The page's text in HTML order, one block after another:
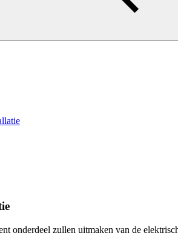
onderdeel zullen uitmaken van de